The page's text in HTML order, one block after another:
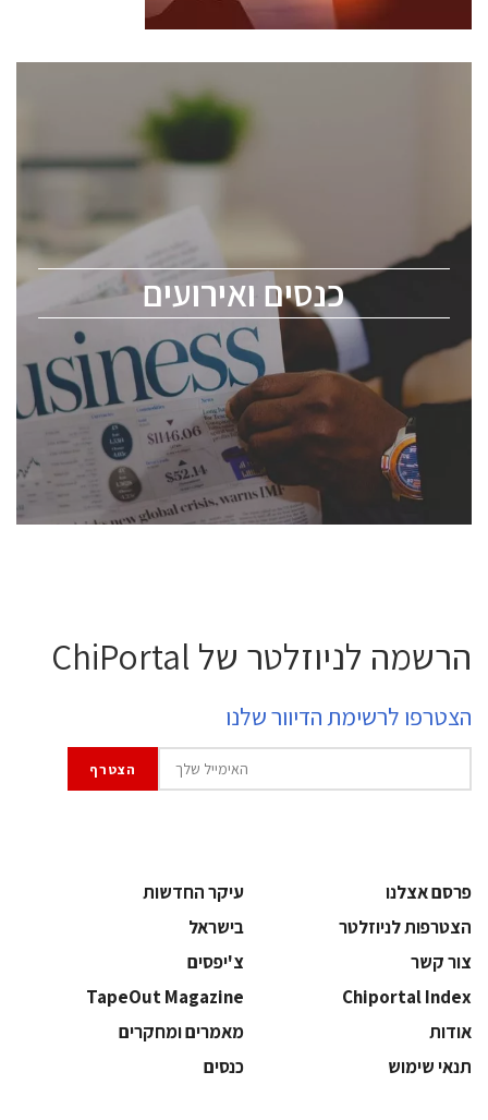
כנסים ואירועים
כנסים ואירועים
לכל העוסקים בתעשיית הסמיקונדקטור כולל מהנדסים,
ChipEx2026 will be held on May 12-13, 2026. The
conference is intended for everyone involved in the
semiconductor industry, including engineers,
professional experts, and senior executives.
לחץ לפרטים
הרשמה לניוזלטר של ChiPortal
הצטרפו לרשימת הדיוור שלנו
פרסם אצלנו
עיקר החדשות
הצטרפות לניוזלטר
בישראל
צור קשר
צ'יפסים
Chiportal Index
TapeOut Magazine
אודות
מאמרים ומחקרים
תנאי שימוש
כנסים